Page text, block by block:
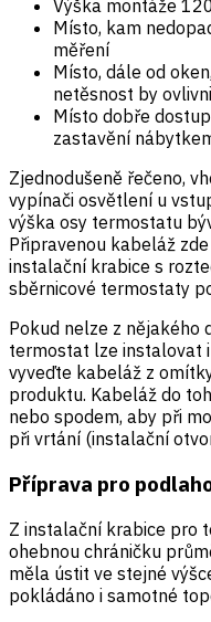
Výška montáže
Místo, kam
měření
Místo, dále od
netěsnost by
Místo dobře
zastavění
Zjednodušeně řečeno,
vypínači osvětlení u
výška osy termostatu
Připravenou kabeláž
instalační krabice s
sběrnicové termostaty
Pokud nelze z nějakého
termostat lze instalovat
vyveďte kabeláž z
produktu. Kabeláž do
nebo spodem, aby při
při vrtání (instalační
Příprava pro
Z instalační krabice pro
ohebnou chráničku
měla ústit ve stejné
pokládáno i samotné